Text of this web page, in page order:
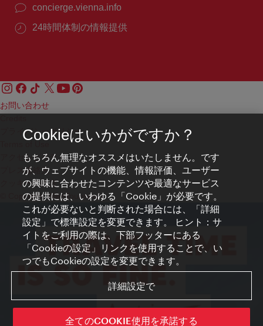
concierge.vienna.info
24時間体制の情報提供
お問い合わせ
プライバシーポリシー
アクセシビリティ
プレス連絡先
クッキーの設定
© Copyright WienTourismus
Cookieはいかがですか？
もちろん無理なオススメはいたしません。です
が、ウェブサイトの機能、情報評価、ユーザー
の興味に合わせたコンテンツや最適なサービス
の提供には、いわゆる「Cookie」が必要です。
これが必要ないと判断された場合には、「詳細
設定」で標準設定を変更できます。 ヒント：サ
イトをご利用の際は、下部フッターにある
「Cookieの設定」リンクを使用することで、い
つでもCookieの設定を変更できます。
詳細設定で
全てのCOOKIE使用を承諾する